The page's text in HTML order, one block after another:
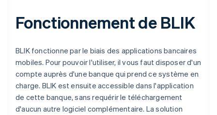
Fonctionnement de BLIK
BLIK fonctionne par le biais des applications bancaires
mobiles. Pour pouvoir l'utiliser, il vous faut disposer d'un
compte auprès d'une banque qui prend ce système en
charge. BLIK est ensuite accessible dans l'application
de cette banque, sans requérir le téléchargement
d'aucun autre logiciel complémentaire. La solution